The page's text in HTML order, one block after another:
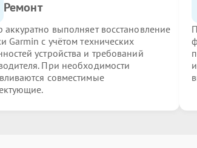
Ремонт
аккуратно выполняет восстановление
Garmin с учётом технических
устройства и требований
При необходимости
совместимые